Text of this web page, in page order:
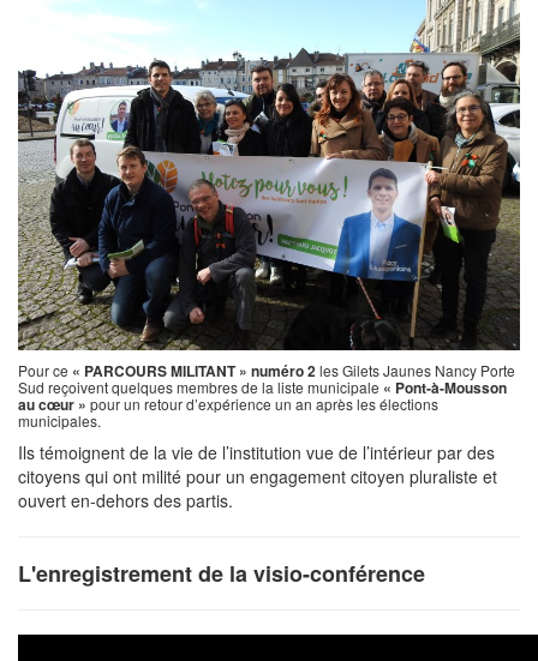
Pour ce « PARCOURS MILITANT » numéro 2 les Gilets Jaunes Nancy Porte
Sud reçoivent quelques membres de la liste municipale « Pont-à-Mousson
au cœur » pour un retour d’expérience un an après les élections
municipales.
Ils témoignent de la vie de l’institution vue de l’intérieur par des
citoyens qui ont milité pour un engagement citoyen pluraliste et
ouvert en-dehors des partis.
L'enregistrement de la visio-conférence